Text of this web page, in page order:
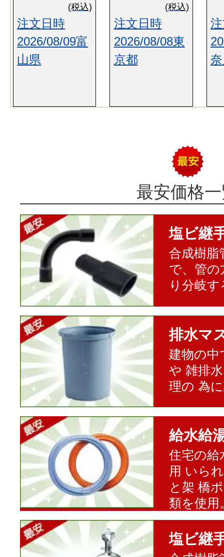
(税込)
注文日時
2026/08/09富
山県
(税込)
注文日時
2026/08/08東
京都
最安価格
塩ビ継
合成樹脂
で、管の
り分岐
排水マ
建物の中
や 雑排
理の 為
給水給
住宅の給
用 いら
と架 橋
類を使用
塩ビ継